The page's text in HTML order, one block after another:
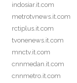
indosiar.it.com
metrotvnews.it.com
rctiplus.it.com
tvonenews.it.com
mnctv.it.com
cnnmedan.it.com
cnnmetro.it.com